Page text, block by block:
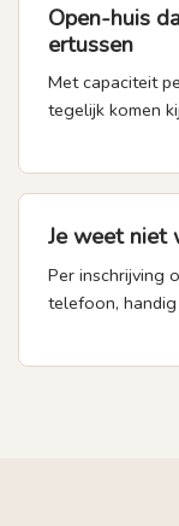
Open-huis
ertussen
Met capaciteit
tegelijk komen
Je weet niet
Per inschrijving
telefoon,